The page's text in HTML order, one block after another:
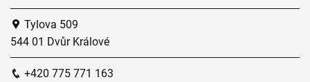
Tylova 509
544 01 Dvůr Králové
+420 775 771 163